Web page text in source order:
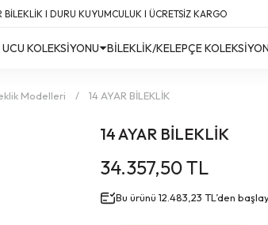
Her Yerine Ücretsiz Kargo!
Her Yerine Ücretsiz Kargo! #2
Her Yerine Ücretsiz Kargo! #3
KOLEKSİYONU BİLEKLİK/KELEPÇE
Modelleri 14 AYAR BİLEKLİK
14 AYAR BİLEKLİK
34.357,50 TL
Bu ürünü 12.483,23 TL’den